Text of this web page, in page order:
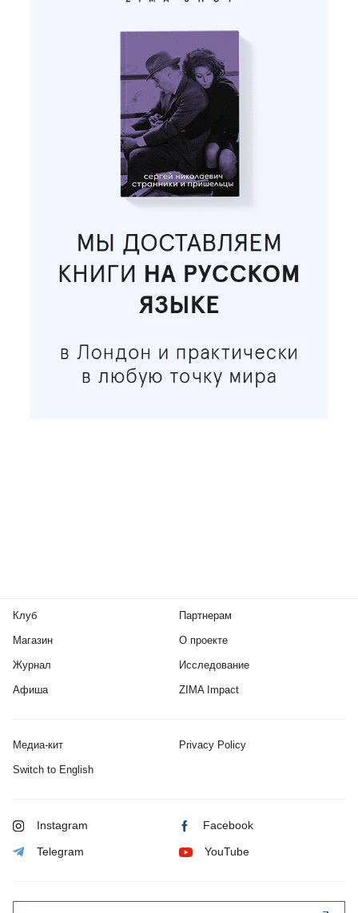
Клуб
Магазин
Журнал
Афиша
Партнерам
О проекте
Исследование
ZIMA Impact
Медиа-кит Privacy Policy
Switch to English
Instagram Facebook
Telegram YouTube